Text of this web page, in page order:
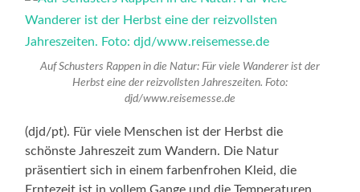
Auf Schusters Rappen in die Natur: Für viele Wanderer ist der
Herbst eine der reizvollsten Jahreszeiten. Foto:
djd/www.reisemesse.de
(djd/pt). Für viele Menschen ist der Herbst die
schönste Jahreszeit zum Wandern. Die Natur
präsentiert sich in einem farbenfrohen Kleid, die